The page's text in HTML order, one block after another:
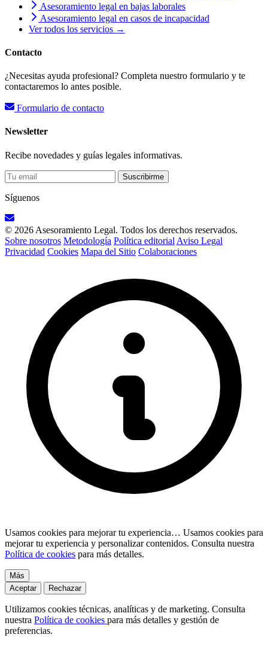
Asesoramiento legal en bajas laborales
Asesoramiento legal en casos de incapacidad
Ver todos los servicios →
Contacto
¿Necesitas ayuda profesional? Completa nuestro formulario y te
contactaremos lo antes posible.
Formulario de contacto
Newsletter
Recibe novedades y guías legales informativas.
Suscribirme
Síguenos
© 2026 Asesoramiento Legal. Todos los derechos reservados.
Sobre nosotros Metodología Política editorial Aviso Legal
Privacidad Cookies Mapa del Sitio Colaboraciones
Usamos cookies para mejorar tu experiencia… Usamos cookies para
mejorar tu experiencia y personalizar contenidos. Consulta nuestra
Política de cookies para más detalles.
Más
Aceptar
Rechazar
Utilizamos cookies técnicas, analíticas y de marketing. Consulta
nuestra Política de cookies para más detalles y gestión de
preferencias.